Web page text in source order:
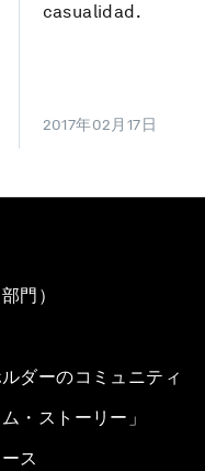
casualidad.
2017年02月17日
門）
ダーのコミュニティ
・ストーリー」
ス